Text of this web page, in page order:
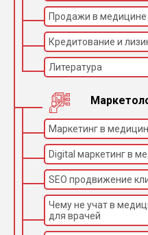
Продажи в медицине
Кредитование и
Литература
Маркетинг в
Digital маркетинг в
SEO продвижение
Чему не учат в
для врачей